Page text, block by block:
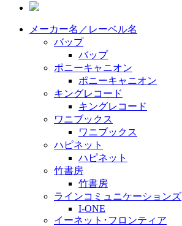
メーカー名／レーベル名
バップ
バップ
ポニーキャニオン
ポニーキャニオン
キングレコード
キングレコード
ワニブックス
ワニブックス
ハピネット
ハピネット
竹書房
竹書房
ラインコミュニケーションズ
I-ONE
イーネット･フロンティア